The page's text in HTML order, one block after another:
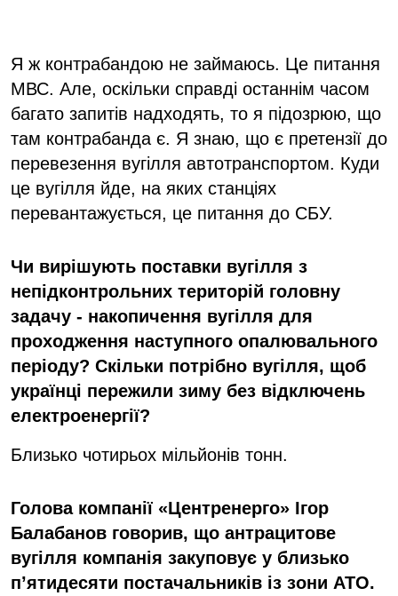
Я ж контрабандою не займаюсь. Це питання
МВС. Але, оскільки справді останнім часом
багато запитів надходять, то я підозрюю, що
там контрабанда є. Я знаю, що є претензії до
перевезення вугілля автотранспортом. Куди
це вугілля йде, на яких станціях
перевантажується, це питання до СБУ.
Чи вирішують поставки вугілля з
непідконтрольних територій головну
задачу - накопичення вугілля для
проходження наступного опалювального
періоду? Скільки потрібно вугілля, щоб
українці пережили зиму без відключень
електроенергії?
Близько чотирьох мільйонів тонн.
Голова компанії «Центренерго» Ігор
Балабанов говорив, що антрацитове
вугілля компанія закуповує у близько
п’ятидесяти постачальників із зони АТО.